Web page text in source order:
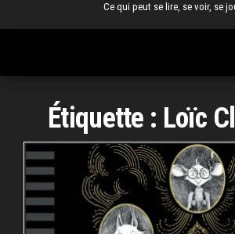
Ce qui peut se lire, se voir, se
Étiquette : Loïc